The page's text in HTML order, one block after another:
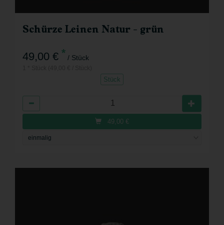
Schürze Leinen Natur - grün
49,00 € * / Stück
Stück
49,00 €